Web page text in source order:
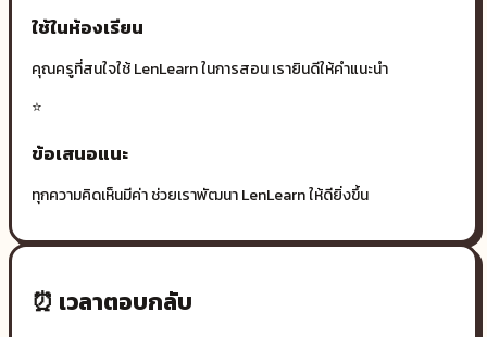
ใช้ในห้องเรียน
คุณครูที่สนใจใช้ LenLearn ในการสอน เรายินดีให้คำแนะนำ
⭐
ข้อเสนอแนะ
ทุกความคิดเห็นมีค่า ช่วยเราพัฒนา LenLearn ให้ดียิ่งขึ้น
⏰ เวลาตอบกลับ